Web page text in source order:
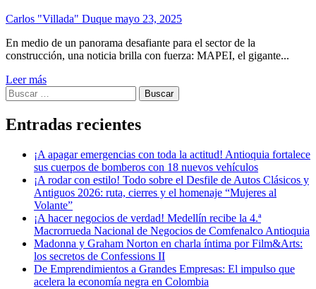
Carlos "Villada" Duque mayo 23, 2025
En medio de un panorama desafiante para el sector de la
construcción, una noticia brilla con fuerza: MAPEI, el gigante...
Leer más
Buscar:
Entradas recientes
¡A apagar emergencias con toda la actitud! Antioquia fortalece
sus cuerpos de bomberos con 18 nuevos vehículos
¡A rodar con estilo! Todo sobre el Desfile de Autos Clásicos y
Antiguos 2026: ruta, cierres y el homenaje “Mujeres al
Volante”
¡A hacer negocios de verdad! Medellín recibe la 4.ª
Macrorrueda Nacional de Negocios de Comfenalco Antioquia
Madonna y Graham Norton en charla íntima por Film&Arts:
los secretos de Confessions II
De Emprendimientos a Grandes Empresas: El impulso que
acelera la economía negra en Colombia